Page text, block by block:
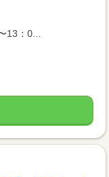
13：0...